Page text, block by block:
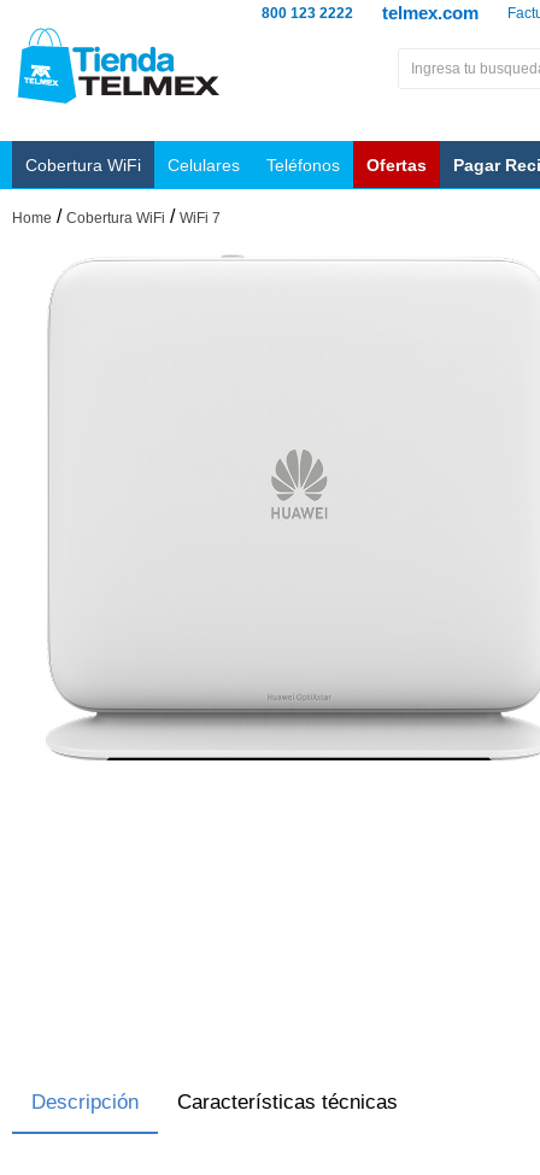
telmex.com
800 123 2222
Cobertura WiFi Celulares Teléfonos Ofertas Pagar
Home / Cobertura WiFi / WiFi 7
Descripción Características técnicas